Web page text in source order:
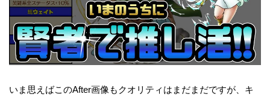
いま思えばこのAfter画像もクオリティはまだまだですが、キ